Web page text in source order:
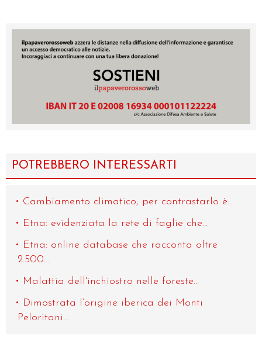
POTREBBERO INTERESSARTI
Cambiamento climatico, per contrastarlo è...
Etna: evidenziata la rete di faglie che...
Etna: online database che racconta oltre
2.500...
Malattia dell'inchiostro nelle foreste...
Dimostrata l’origine iberica dei Monti
Peloritani...